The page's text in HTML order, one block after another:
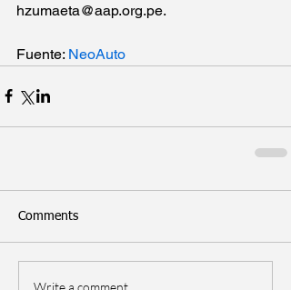
hzumaeta@aap.org.pe.
Fuente: NeoAuto
Comments